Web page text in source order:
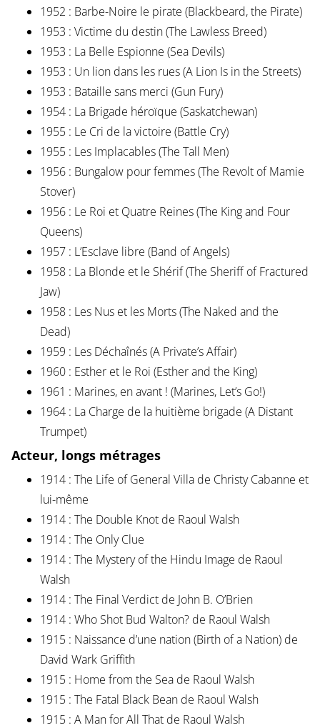
1952 : Barbe-Noire le pirate (Blackbeard, the Pirate)
1953 : Victime du destin (The Lawless Breed)
1953 : La Belle Espionne (Sea Devils)
1953 : Un lion dans les rues (A Lion Is in the Streets)
1953 : Bataille sans merci (Gun Fury)
1954 : La Brigade héroïque (Saskatchewan)
1955 : Le Cri de la victoire (Battle Cry)
1955 : Les Implacables (The Tall Men)
1956 : Bungalow pour femmes (The Revolt of Mamie
Stover)
1956 : Le Roi et Quatre Reines (The King and Four
Queens)
1957 : L’Esclave libre (Band of Angels)
1958 : La Blonde et le Shérif (The Sheriff of Fractured
Jaw)
1958 : Les Nus et les Morts (The Naked and the
Dead)
1959 : Les Déchaînés (A Private’s Affair)
1960 : Esther et le Roi (Esther and the King)
1961 : Marines, en avant ! (Marines, Let’s Go!)
1964 : La Charge de la huitième brigade (A Distant
Trumpet)
Acteur, longs métrages
1914 : The Life of General Villa de Christy Cabanne et
lui-même
1914 : The Double Knot de Raoul Walsh
1914 : The Only Clue
1914 : The Mystery of the Hindu Image de Raoul
Walsh
1914 : The Final Verdict de John B. O’Brien
1914 : Who Shot Bud Walton? de Raoul Walsh
1915 : Naissance d’une nation (Birth of a Nation) de
David Wark Griffith
1915 : Home from the Sea de Raoul Walsh
1915 : The Fatal Black Bean de Raoul Walsh
1915 : A Man for All That de Raoul Walsh